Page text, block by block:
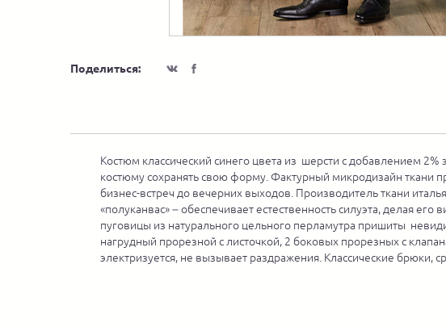
Поделиться:
Костюм классический синего цвета из шерсти с добавлением
костюму сохранять свою форму. Фактурный микродизайн ткани
бизнес-встреч до вечерних выходов. Производитель ткани
«полуканвас» – обеспечивает естественность силуэта, делая
пуговицы из натурального цельного перламутра пришиты
нагрудный прорезной с листочкой, 2 боковых прорезных с
электризуется, не вызывает раздражения. Классические брюки,